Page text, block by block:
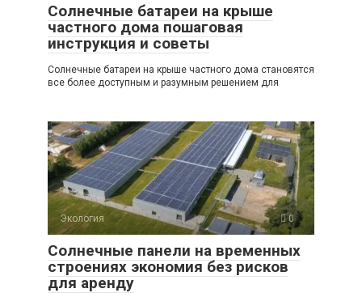
Солнечные батареи на крыше
частного дома пошаговая
инструкция и советы
Солнечные батареи на крыше частного дома становятся
все более доступным и разумным решением для
Экология 0
Солнечные панели на временных
строениях экономия без рисков
для аренду